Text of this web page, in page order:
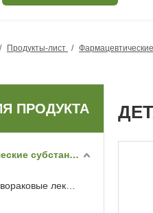
/ Продукты-лист /
ПРОДУКТА
Фармацевтические субстанции API